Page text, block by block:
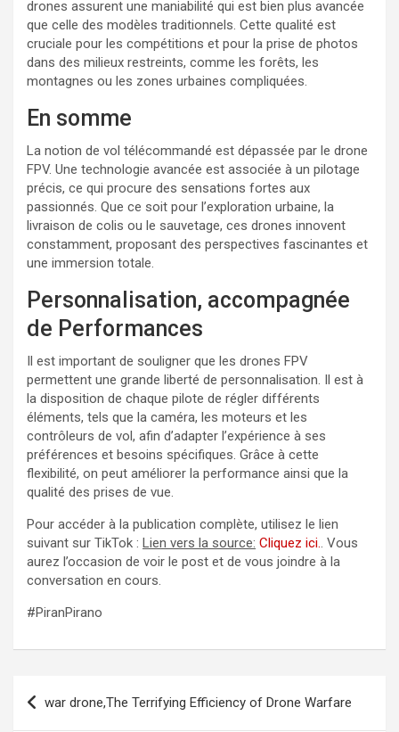
drones assurent une maniabilité qui est bien plus avancée
que celle des modèles traditionnels. Cette qualité est
cruciale pour les compétitions et pour la prise de photos
dans des milieux restreints, comme les forêts, les
montagnes ou les zones urbaines compliquées.
En somme
La notion de vol télécommandé est dépassée par le drone
FPV. Une technologie avancée est associée à un pilotage
précis, ce qui procure des sensations fortes aux
passionnés. Que ce soit pour l’exploration urbaine, la
livraison de colis ou le sauvetage, ces drones innovent
constamment, proposant des perspectives fascinantes et
une immersion totale.
Personnalisation, accompagnée
de Performances
Il est important de souligner que les drones FPV
permettent une grande liberté de personnalisation. Il est à
la disposition de chaque pilote de régler différents
éléments, tels que la caméra, les moteurs et les
contrôleurs de vol, afin d’adapter l’expérience à ses
préférences et besoins spécifiques. Grâce à cette
flexibilité, on peut améliorer la performance ainsi que la
qualité des prises de vue.
Pour accéder à la publication complète, utilisez le lien
suivant sur TikTok : Lien vers la source: Cliquez ici.. Vous
aurez l’occasion de voir le post et de vous joindre à la
conversation en cours.
#PiranPirano
Navigation
de
war drone,The Terrifying Efficiency of Drone Warfare